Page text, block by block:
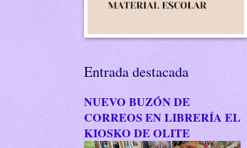
Entrada destacada
NUEVO BUZÓN DE
CORREOS EN LIBRERÍA EL
KIOSKO DE OLITE